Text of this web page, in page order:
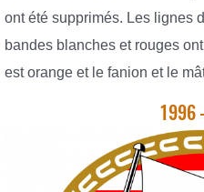
ont été supprimés. Les lignes
bandes blanches et rouges
est orange et le fanion et le
1996